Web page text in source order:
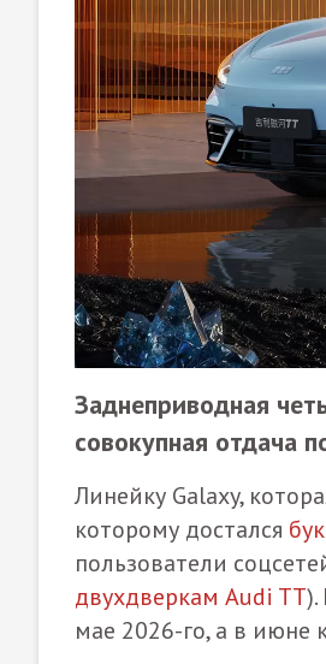
Заднеприводная
совокупная отдача
Линейку Galaxy,
которому достался
пользователи
двухдверкам Audi TT
мае 2026-го, а в июне